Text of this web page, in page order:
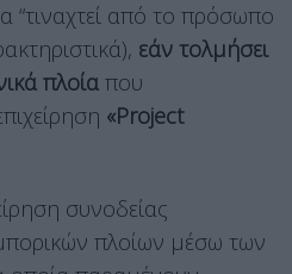
“τιναχτεί από το πρόσωπο
εάν τολμήσει
πλοία που
«Project
συνοδείας
πλοίων μέσω των